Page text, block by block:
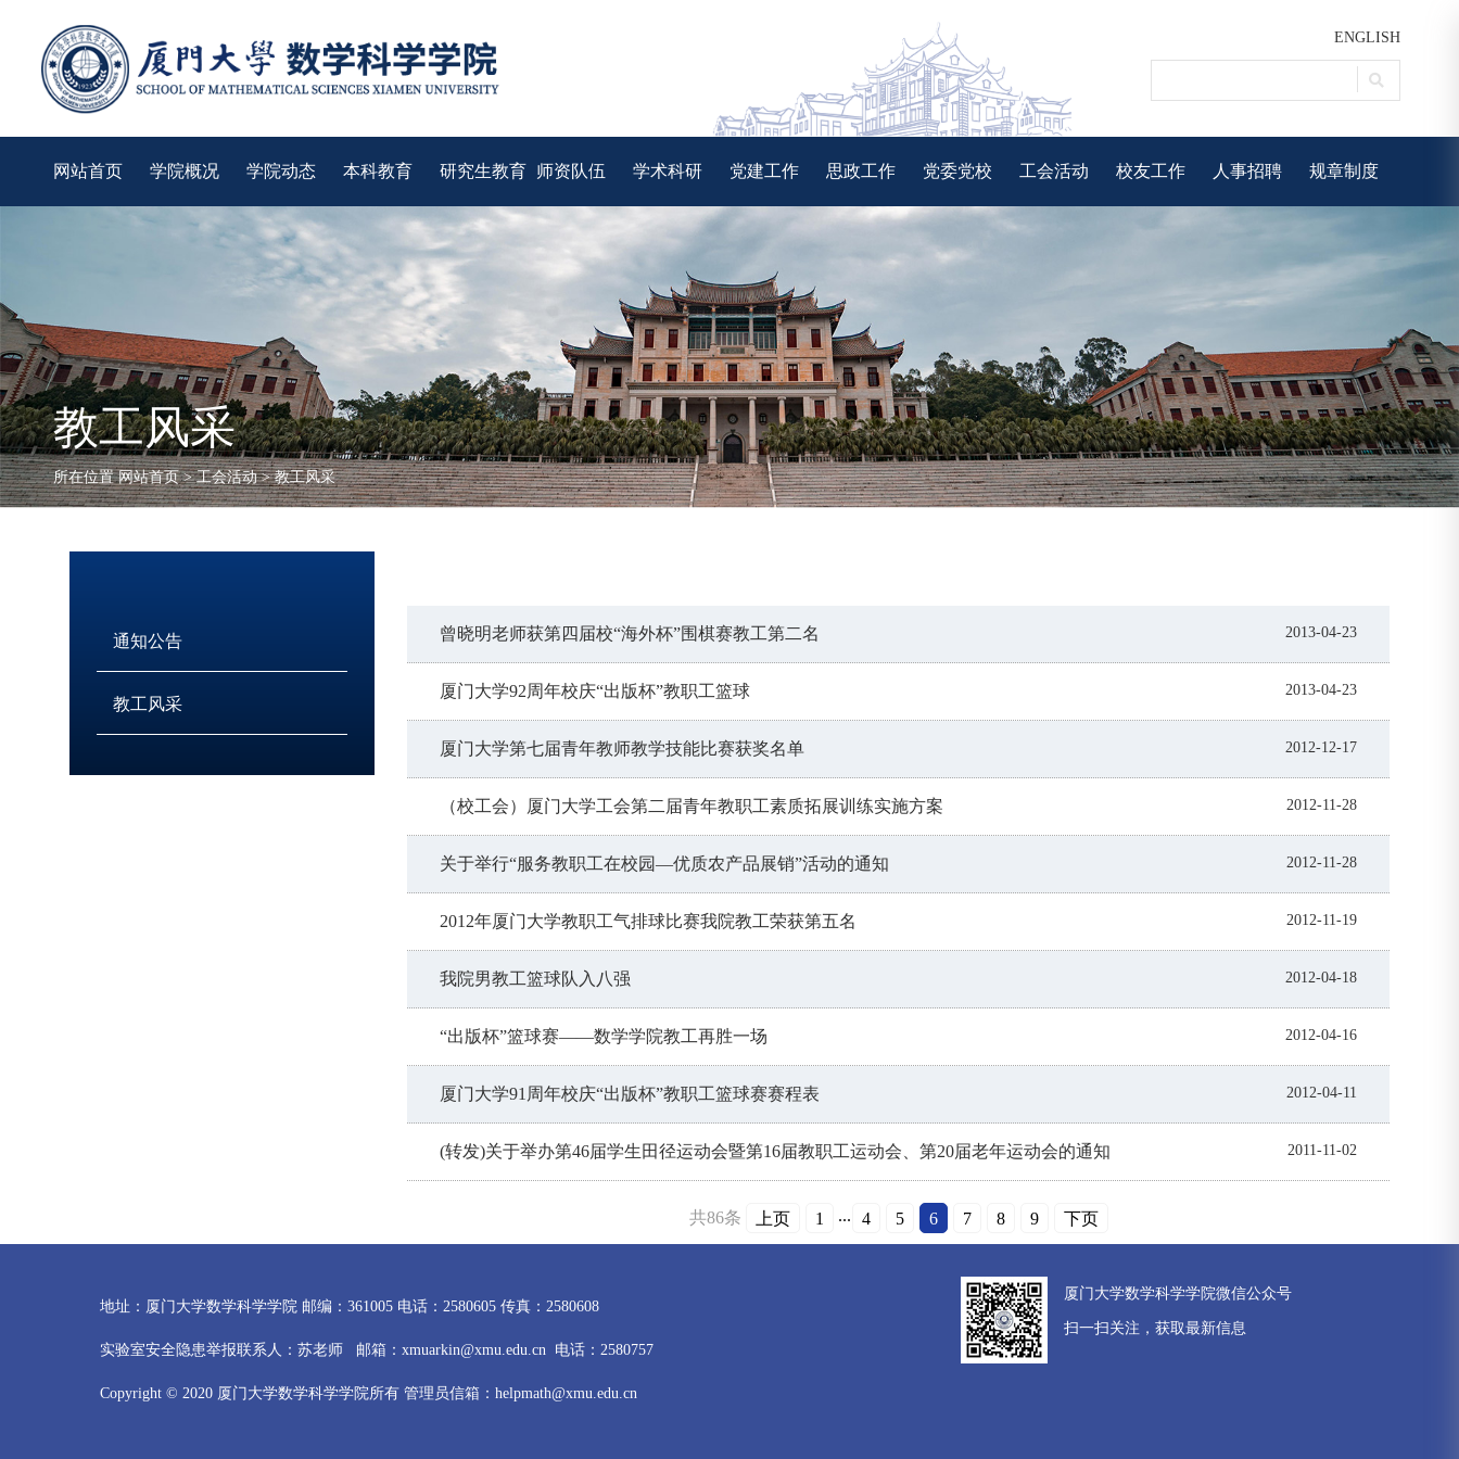
ENGLISH
网站首页 学院概况 学院动态 本科教育 研究生教育 师资队伍 学术科研 党建工作 思政工作 党委党校 工会活动 校友工作 人事招聘 规章制度
教工风采
所在位置网站首页>工会活动>教工风采
通知公告
教工风采
曾晓明老师获第四届校“海外杯”围棋赛教工第二名 2013-04-23
厦门大学92周年校庆“出版杯”教职工篮球 2013-04-23
厦门大学第七届青年教师教学技能比赛获奖名单 2012-12-17
（校工会）厦门大学工会第二届青年教职工素质拓展训练实施方案 2012-11-28
关于举行“服务教职工在校园—优质农产品展销”活动的通知 2012-11-28
2012年厦门大学教职工气排球比赛我院教工荣获第五名 2012-11-19
我院男教工篮球队入八强 2012-04-18
“出版杯”篮球赛——数学学院教工再胜一场 2012-04-16
厦门大学91周年校庆“出版杯”教职工篮球赛赛程表 2012-04-11
(转发)关于举办第46届学生田径运动会暨第16届教职工运动会、第20届老年运动会的通知 2011-11-02
共86条 上页 1 ... 4 5 6 7 8 9 下页
地址：厦门大学数学科学学院 邮编：361005 电话：2580605 传真：2580608
实验室安全隐患举报联系人：苏老师 邮箱：xmuarkin@xmu.edu.cn 电话：2580757
Copyright © 2020 厦门大学数学科学学院所有 管理员信箱：helpmath@xmu.edu.cn
厦门大学数学科学学院微信公众号
扫一扫关注，获取最新信息